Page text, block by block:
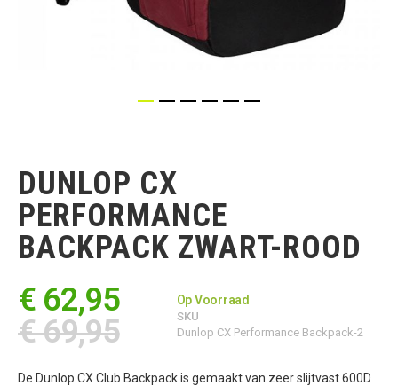
begin
van
de
afbeeldingen-
gallerij
DUNLOP CX
PERFORMANCE
BACKPACK ZWART-ROOD
€ 62,95
€ 69,95
Op Voorraad
SKU
Dunlop CX Performance Backpack-2
De Dunlop CX Club Backpack is gemaakt van zeer slijtvast 600D